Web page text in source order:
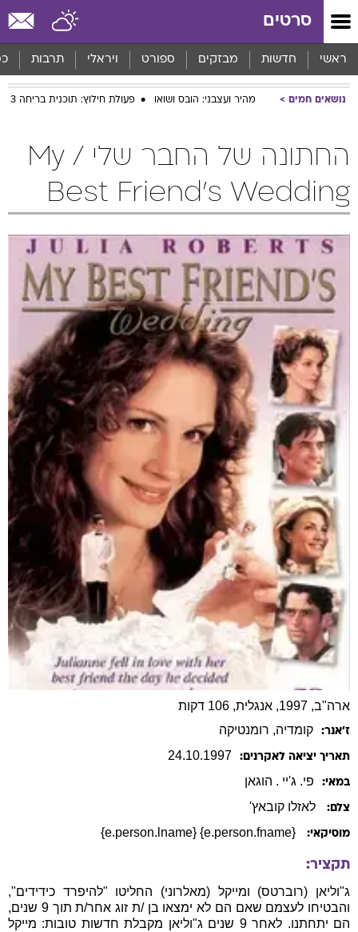
סרטים
ראשי חדשות מבזקים ספורט ויראלי תרבות
נושאים חמים מהיר ועצבני: הובס ושואו פעולת חילוץ: תוכנית בריחה 3
החתונה של החבר שלי / My
Best Friend's Wedding
ארה"ב, 1997, אנגלית, 106 דקות
ז׳אנר: קומדיה, רומנטיקה
תאריך יציאה לאקרנים: 24.10.1997
במאי: פי. ג'יי . הוגאן
צלם: לאזלו קובאץ'
מוסיקאי: {e.person.fname} {e.person.lname}
תקציר:
ג"וליאן (רוברטס) ומייקל (מאלרוני) החליטו "להיפרד כידידים",
והבטיחו לעצמם שאם הם לא ימצאו בן /ת זוג אחר/ת תוך 9 שנים,
הם יתחתנו. לאחר 9 שנים ג"וליאן מקבלת חדשות טובות: מייקל